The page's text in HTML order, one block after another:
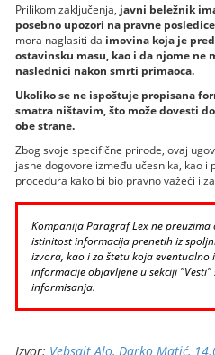
Prilikom zaključenja, javni beležnik
posebno upozori na pravne
mora naglasiti da imovina koja je
ostavinsku masu, kao i da njome ne
naslednici nakon smrti primaoca.
Ukoliko se ne ispoštuje propisana
smatra ništavim, što može dovesti
obe strane.
Zbog svoje specifične prirode, ovaj
jasne dogovore između učesnika, kao i
procedura kako bi bio pravno važeći i
Kompanija Paragraf Lex ne
istinitost informacija prenetih iz
izvora, kao i za štetu koja eventualno
informacije objavljene u sekciji
informisanja.
Izvor: Vebsajt Alo, Darko Matić,